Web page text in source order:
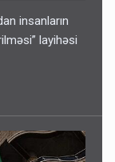
insanların
layihəsi